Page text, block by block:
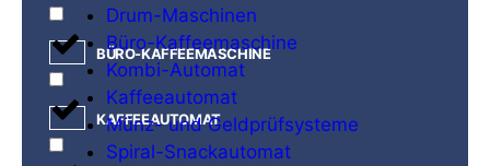
Drum-Maschinen
Büro-Kaffeemaschine
Kombi-Automat
Kaffeeautomat
Münz- und Geldprüfsysteme
Spiral-Snackautomat
BÜRO-KAFFEEMASCHINE
KAFFEEAUTOMAT